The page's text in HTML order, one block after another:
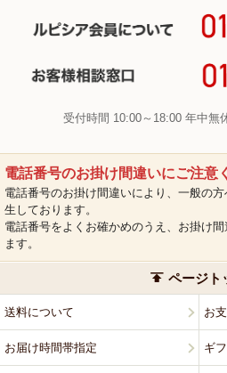
受付時間 10:00～18:00 年中無
電話番号のお掛け間違いにご注意
電話番号のお掛け間違いにより、一般の
生しております。
電話番号をよくお確かめのうえ、お掛け
ます。
ページト
送料について お
お届け時間帯指定 ギ